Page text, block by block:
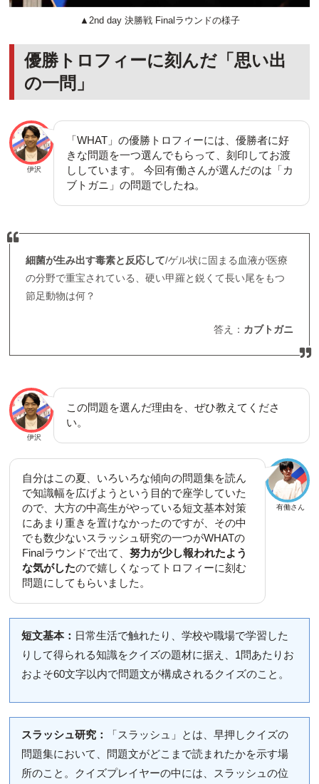
▲2nd day 決勝戦 Finalラウンドの様子
優勝トロフィーに刻んだ「思い出
の一問」
伊沢
「WHAT」の優勝トロフィーには、優勝者に好
きな問題を一つ選んでもらって、刻印してお渡
ししています。 今回有働さんが選んだのは「カ
ブトガニ」の問題でしたね。
細菌が生み出す毒素と反応して/ゲル状に固まる血液が医療
の分野で重宝されている、硬い甲羅と鋭くて長い尾をもつ
節足動物は何？
答え： カブトガニ
伊沢
この問題を選んだ理由を、ぜひ教えてくださ
い。
有働さん
自分はこの夏、いろいろな傾向の問題集を読ん
で知識幅を広げようという目的で座学していた
ので、大方の中高生がやっている短文基本対策
にあまり重きを置けなかったのですが、その中
でも数少ないスラッシュ研究の一つがWHATの
Finalラウンドで出て、 努力が少し報われたよう
な気がしたので嬉しくなってトロフィーに刻む
問題にしてもらいました。
短文基本： 日常生活で触れたり、学校や職場で学習した
りして得られる知識をクイズの題材に据え、1問あたりお
およそ60文字以内で問題文が構成されるクイズのこと。
スラッシュ研究：
「スラッシュ」とは、早押しクイズの
問題集において、問題文がどこまで読まれたかを示す場
所のこと。クイズプレイヤーの中には、スラッシュの位